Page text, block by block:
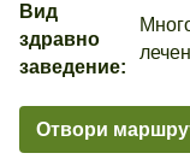
Вид
здравно
заведение:
Отвори